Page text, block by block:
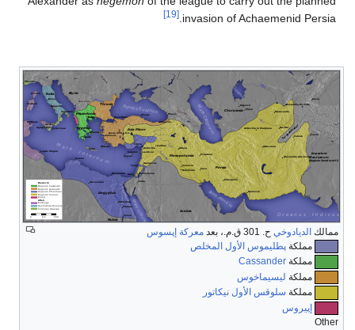
invasion of Achaemenid Persia.
[19]
ممالك الديادوخي ح. 301 ق.م.، بعد
معركة إپسوس
مملكة پطليموس الأول المخلص
مملكة Cassander
مملكة ليسيماخوس
مملكة سلوقس الأول نيكاتور
إپيروس
Other